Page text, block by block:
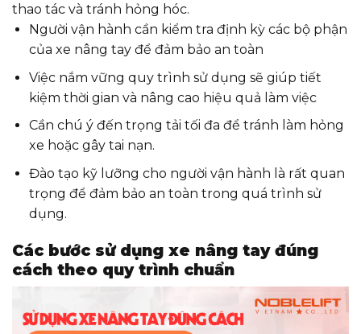
thao tác và tránh hỏng hóc.
Người vận hành cần kiểm tra định kỳ các bộ phận
của xe nâng tay để đảm bảo an toàn
Việc nắm vững quy trình sử dụng sẽ giúp tiết
kiệm thời gian và nâng cao hiệu quả làm việc
Cần chú ý đến trọng tải tối đa để tránh làm hỏng
xe hoặc gây tai nạn.
Đào tạo kỹ lưỡng cho người vận hành là rất quan
trọng để đảm bảo an toàn trong quá trình sử
dụng.
Các bước sử dụng xe nâng tay đúng
cách theo quy trình chuẩn